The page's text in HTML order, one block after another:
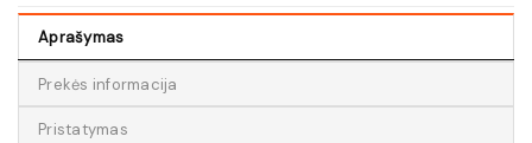
Aprašymas
Prekės informacija
Pristatymas